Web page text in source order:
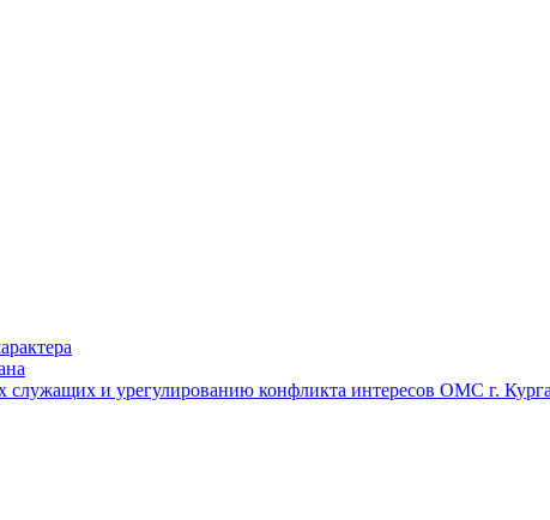
и урегулированию конфликта интересов ОМС г.